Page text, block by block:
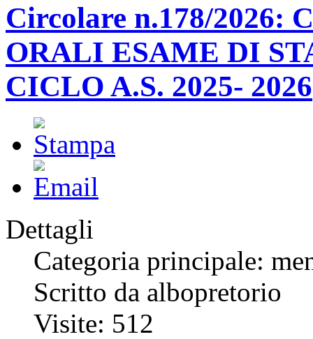
Circolare n.178/2026:
ORALI ESAME DI
CICLO A.S. 2025- 2026
Dettagli
Categoria principale:
Scritto da albopretorio
Visite: 512